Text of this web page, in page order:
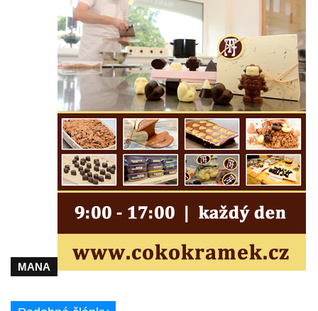
Kostel Nanebevzetí Panny Marie (St. Mariä
Himmelfahrt) v Schirgiswalde
Kostel svaté Máří Magdaleny u hradu
Krasíkov
Kaple Olivetské hory pod věží kostela
svatého Michaela Archanděla v Bochově
Mildeova kaple pod Ortelem
Kostel Zvěstování Panny Marie v Duchcově
Výklenková kaple v Teplické ulici u stadionu
Evangelický kostel v Duchcově
Kostel svatých Petra a Pavla v Jeníkově
Kaple svaté Anny v Jeníkově
MANA